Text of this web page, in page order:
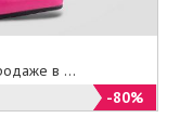
в ...
-80%